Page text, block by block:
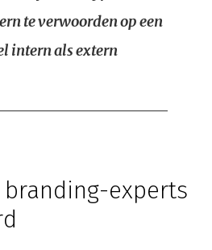
te verwoorden op een
intern als extern
experts